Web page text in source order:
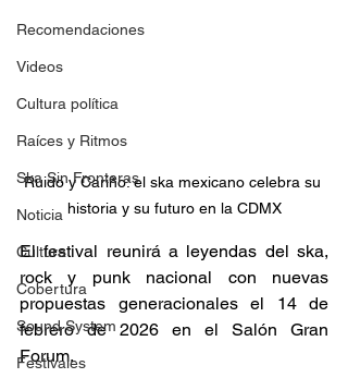
Recomendaciones
Videos
Cultura política
Raíces y Ritmos
Ska Sin Fronteras
Noticia
Cultura
Cobertura
Sound System
Festivales
Ruido y Cariño: el ska mexicano celebra su
historia y su futuro en la CDMX
El festival reunirá a leyendas del ska,
rock y punk nacional con nuevas
propuestas generacionales el 14 de
febrero de 2026 en el Salón Gran
Forum.